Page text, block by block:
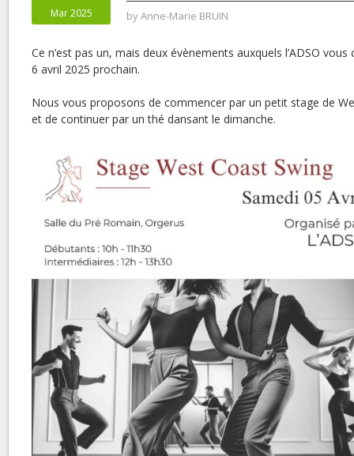
Mar 2025 byAnne-Marie BRUIN
Ce n’est pas un, mais deux évènements auxquels l’ADSO
6 avril 2025 prochain.
Nous vous proposons de commencer par un petit stage de
et de continuer par un thé dansant le dimanche.